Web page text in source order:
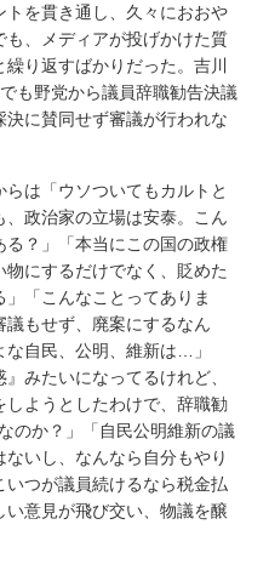
を貫き通し、久々におおや
、メディアが投げかけた質
り返すばかりだった。吉川
も野党から議員辞職勧告決議
に賛同せず審議が行われな
は「ウソついてもカルトと
政治家の立場は安泰。こん
？」「本当にこの国の政権
にするだけでなく、貶めた
」「こんなことってありま
もせず、廃案にするなん
自民、公明、維新は…」
みたいになってるけれど、
ようとしたわけで、辞職勧
のか？」「自民公明維新の議
いし、なんなら自分もやり
つが議員続けるなら税金払
意見が飛び交い、物議を醸